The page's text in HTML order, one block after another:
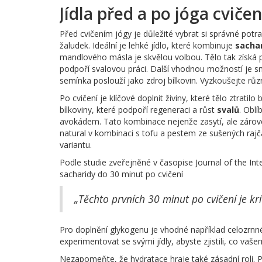
Jídla před a po jóga
Před cvičením jógy je důležité vybrat si správné
žaludek. Ideální je lehké jídlo, které kombinuje
mandlového másla je skvělou volbou. Tělo tak
podpoří svalovou práci. Další vhodnou možností je
semínka poslouží jako zdroj bílkovin. Vyzkoušejte
Po cvičení je klíčové doplnit živiny, které tělo
bílkoviny, které podpoří regeneraci a růst svalů.
avokádem. Tato kombinace nejenže zasytí, ale
natural v kombinaci s tofu a pestem ze sušených
variantu.
Podle studie zveřejněné v časopise Journal of the
sacharidy do 30 minut po cvičení
„Těchto prvních 30 minut po cvičení je
Pro doplnění glykogenu je vhodné například
experimentovat se svými jídly, abyste zjistili, co
Nezapomeňte, že hydratace hraje také zásadní roli.